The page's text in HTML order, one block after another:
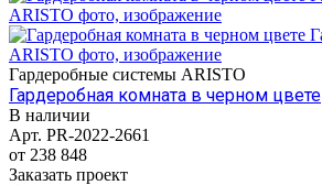
Гардеробные системы ARISTO
Гардеробная комната в черном цвете
В наличии
Арт. PR-2022-2661
от 238 848
Заказать проект